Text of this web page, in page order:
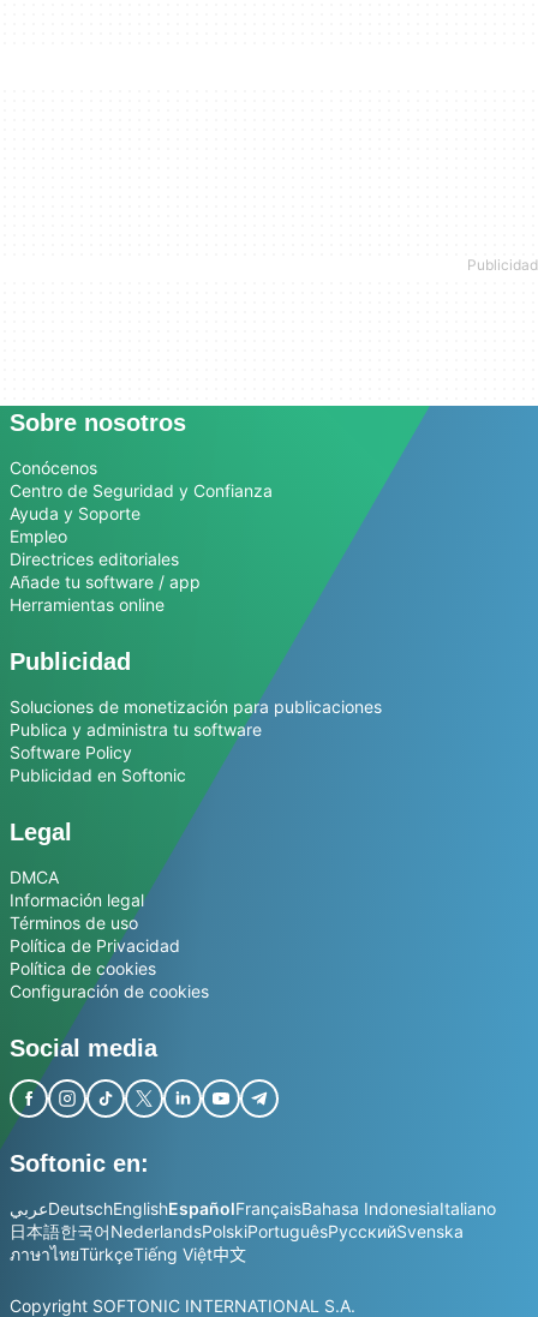
Sobre nosotros
Conócenos
Centro de Seguridad y Confianza
Ayuda y Soporte
Empleo
Directrices editoriales
Añade tu software / app
Herramientas online
Publicidad
Soluciones de monetización para publicaciones
Publica y administra tu software
Software Policy
Publicidad en Softonic
Legal
DMCA
Información legal
Términos de uso
Política de Privacidad
Política de cookies
Configuración de cookies
Social media
Softonic en:
عربيDeutschEnglishEspañolFrançaisBahasa IndonesiaItaliano
日本語한국어NederlandsPolskiPortuguêsРусскийSvenska
ภาษาไทยTürkçeTiếng Việt中文
Copyright SOFTONIC INTERNATIONAL S.A.